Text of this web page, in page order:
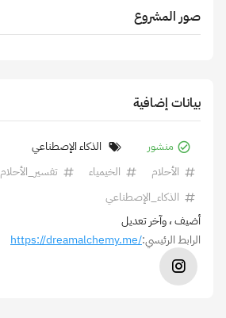
صور المشروع
بيانات إضافية
منشور
الذكاء الإصطناعي
الأحلام
الخيمياء تفسير_الأحلام
الذكاء_الإصطناعي
أضيف، وآخر تعديل
الرابط الرئيسي:https://dreamalchemy.me/